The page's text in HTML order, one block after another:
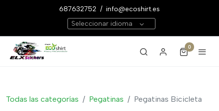
687632752 / info@ecoshirt.es
Seleccionar idioma
0
Todas las categorías Pegatinas Pegatinas Bicicleta